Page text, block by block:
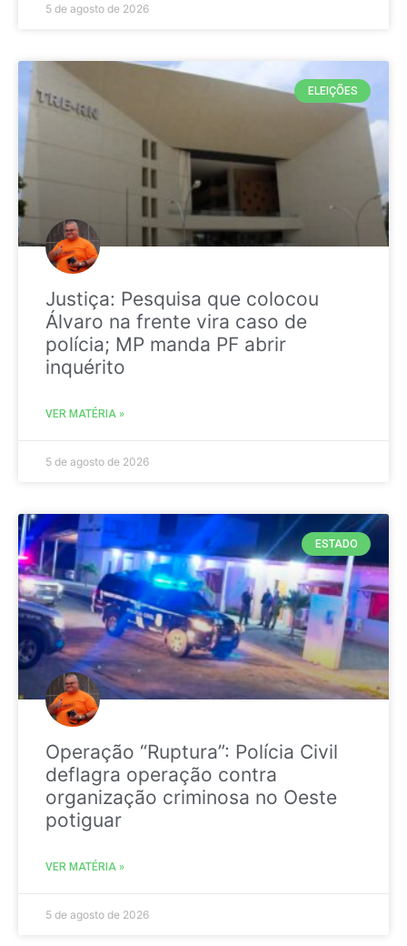
5 de agosto de 2026
ELEIÇÕES
Justiça: Pesquisa que colocou
Álvaro na frente vira caso de
polícia; MP manda PF abrir
inquérito
VER MATÉRIA »
5 de agosto de 2026
ESTADO
Operação “Ruptura”: Polícia Civil
deflagra operação contra
organização criminosa no Oeste
potiguar
VER MATÉRIA »
5 de agosto de 2026